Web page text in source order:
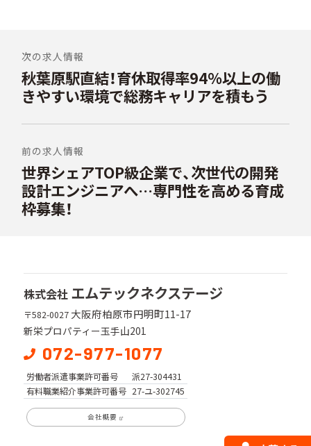
稿
ナ
ビ
ゲ
ー
シ
ョ
ン
次の求人情報
前
の
投
稿:
秋葉原駅直結！育休取得率94%以上の働
きやすい環境で総務キャリアを積もう
前の求人情報
次
の
投
稿:
世界シェアTOP級企業で、次世代の開発
設計エンジニアへ…専門性を高める育成
枠募集！
株式会社 エムテックネクステージ
〒582-0027 大阪府柏原市円明町11-17
新栄プロパティー玉手山201
072-977-1077
労働者派遣事業許可番号
派27-304431
有料職業紹介事業許可番号 27-ユ-302745
会社概要